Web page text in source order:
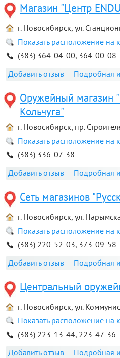
Магазин "Центр
г. Новосибирск, ул.
Показать расположение на
(383) 364-04-00, 364-00-08
Добавить отзыв
Подробная
Оружейный магазин
Кольчуга"
г. Новосибирск, пр.
Показать расположение на
(383) 336-07-38
Добавить отзыв
Подробная
Сеть магазинов
г. Новосибирск, ул.
Показать расположение на
(383) 220-52-03, 373-09-58
Добавить отзыв
Подробная
Центральный
г. Новосибирск, ул.
Показать расположение на
(383) 223-13-44, 223-47-36
Добавить отзыв
Подробная